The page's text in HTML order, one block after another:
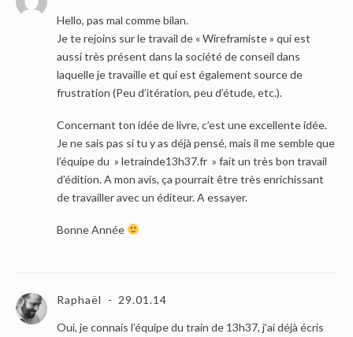
Hello, pas mal comme bilan.
Je te rejoins sur le travail de « Wireframiste » qui est
aussi très présent dans la société de conseil dans
laquelle je travaille et qui est également source de
frustration (Peu d’itération, peu d’étude, etc.).
Concernant ton idée de livre, c’est une excellente idée.
Je ne sais pas si tu y as déjà pensé, mais il me semble que
l’équipe du » letrainde13h37.fr » fait un très bon travail
d’édition. A mon avis, ça pourrait être très enrichissant
de travailler avec un éditeur. A essayer.
Bonne Année
Raphaël 29.01.14
Oui, je connais l’équipe du train de 13h37, j’ai déjà écris